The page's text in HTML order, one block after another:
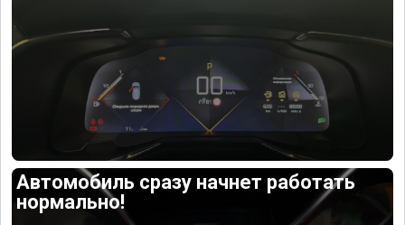
Автомобиль сразу начнет работать
нормально!